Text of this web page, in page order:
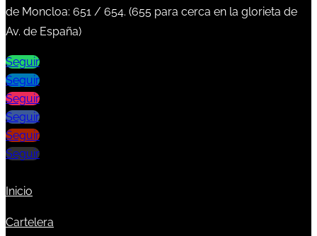
de Moncloa: 651 / 654. (655 para cerca en la glorieta de
Av. de España)
Seguir
Seguir
Seguir
Seguir
Seguir
Seguir
Inicio
Cartelera